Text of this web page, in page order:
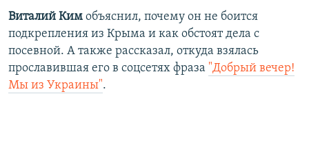
Виталий Ким объяснил, почему он не боится
подкрепления из Крыма и как обстоят дела с
посевной. А также рассказал, откуда взялась
прославившая его в соцсетях фраза "Добрый вечер!
Мы из Украины".